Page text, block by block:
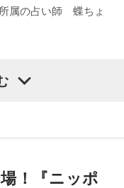
るんだろうし、先輩
ね」と他事務所と比
program/27400
属の占い師 蝶ちょ
ものを握りしめてい
！『ニッポ